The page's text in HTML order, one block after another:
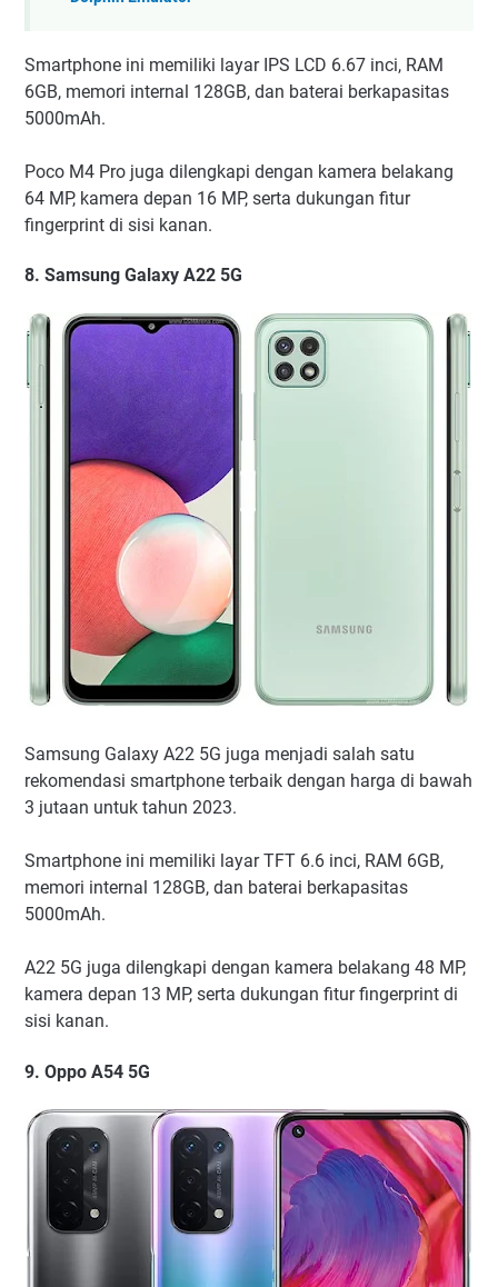
Smartphone ini memiliki layar IPS LCD 6.67 inci, RAM
6GB, memori internal 128GB, dan baterai berkapasitas
5000mAh.
Poco M4 Pro juga dilengkapi dengan kamera belakang
64 MP, kamera depan 16 MP, serta dukungan fitur
fingerprint di sisi kanan.
8. Samsung Galaxy A22 5G
Samsung Galaxy A22 5G juga menjadi salah satu
rekomendasi smartphone terbaik dengan harga di bawah
3 jutaan untuk tahun 2023.
Smartphone ini memiliki layar TFT 6.6 inci, RAM 6GB,
memori internal 128GB, dan baterai berkapasitas
5000mAh.
A22 5G juga dilengkapi dengan kamera belakang 48 MP,
kamera depan 13 MP, serta dukungan fitur fingerprint di
sisi kanan.
9. Oppo A54 5G